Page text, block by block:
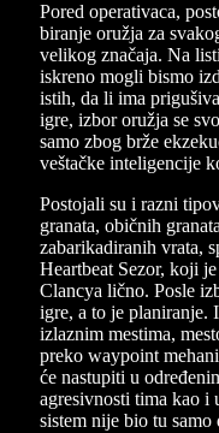
Pored operativaca,
biranje oružja za
velikog značaja. Na
iskreno mogli bismo
istih, da li ima
igre, izbor oružja se
samo zbog brže
veštačke inteligencije
Postojali su i razni
granata, običnih
zabarikadiranih vrata,
Heartbeat Sezor, koji
Clancya lično. Posle
igre, a to je planiranje.
izlaznim mestima,
preko waypoint
će nastupiti u
agresivnosti tima kao
sistem nije bio tu samo